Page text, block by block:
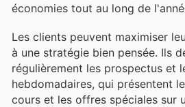
économies tout au long de
Les clients peuvent maximiser
à une stratégie bien pensée. Ils
régulièrement les prospectus et
hebdomadaires, qui présentent
cours et les offres spéciales sur